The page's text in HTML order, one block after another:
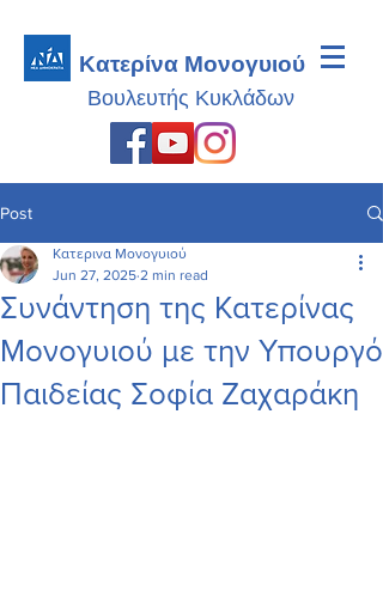
Κατερίνα Μονογυιού
Βουλευτής Κυκλάδων
Post
Συνάντηση της Κατερίνας
Μονογυιού με την Υπουργό
Παιδείας Σοφία Ζαχαράκη
Κατερινα Μονογυιού
Jun 27, 2025 2 min read